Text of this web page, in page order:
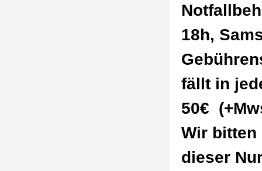
18h,
fällt in
50€
Wir bitten
dieser